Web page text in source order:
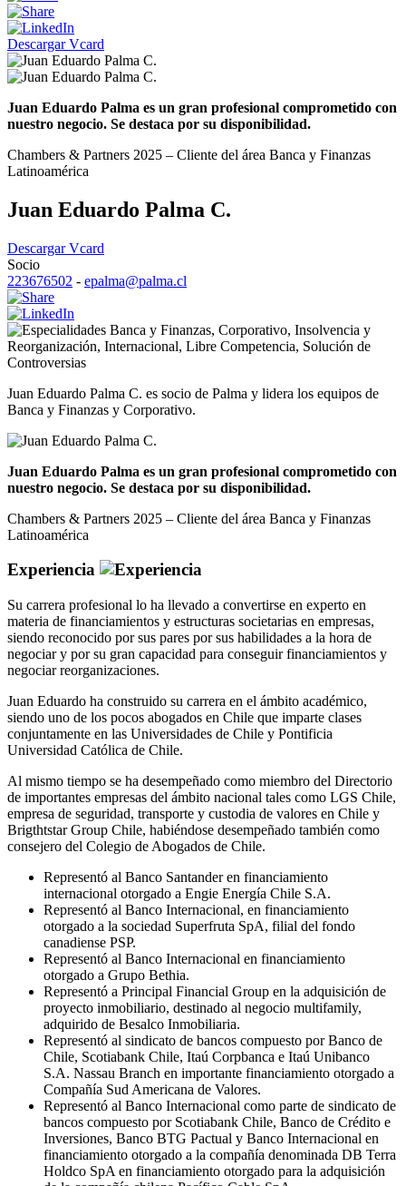
Descargar Vcard
Juan Eduardo Palma es un gran profesional comprometido con
nuestro negocio. Se destaca por su disponibilidad.
Chambers & Partners 2025 – Cliente del área Banca y Finanzas
Latinoamérica
Juan Eduardo Palma C.
Descargar Vcard
Socio
223676502 - epalma@palma.cl
Banca y Finanzas, Corporativo, Insolvencia y
Reorganización, Internacional, Libre Competencia, Solución de
Controversias
Juan Eduardo Palma C. es socio de Palma y lidera los equipos de
Banca y Finanzas y Corporativo.
Juan Eduardo Palma es un gran profesional comprometido con
nuestro negocio. Se destaca por su disponibilidad.
Chambers & Partners 2025 – Cliente del área Banca y Finanzas
Latinoamérica
Experiencia
Su carrera profesional lo ha llevado a convertirse en experto en
materia de financiamientos y estructuras societarias en empresas,
siendo reconocido por sus pares por sus habilidades a la hora de
negociar y por su gran capacidad para conseguir financiamientos y
negociar reorganizaciones.
Juan Eduardo ha construido su carrera en el ámbito académico,
siendo uno de los pocos abogados en Chile que imparte clases
conjuntamente en las Universidades de Chile y Pontificia
Universidad Católica de Chile.
Al mismo tiempo se ha desempeñado como miembro del Directorio
de importantes empresas del ámbito nacional tales como LGS Chile,
empresa de seguridad, transporte y custodia de valores en Chile y
Brigthtstar Group Chile, habiéndose desempeñado también como
consejero del Colegio de Abogados de Chile.
Representó al Banco Santander en financiamiento
internacional otorgado a Engie Energía Chile S.A.
Representó al Banco Internacional, en financiamiento
otorgado a la sociedad Superfruta SpA, filial del fondo
canadiense PSP.
Representó al Banco Internacional en financiamiento
otorgado a Grupo Bethia.
Representó a Principal Financial Group en la adquisición de
proyecto inmobiliario, destinado al negocio multifamily,
adquirido de Besalco Inmobiliaria.
Representó al sindicato de bancos compuesto por Banco de
Chile, Scotiabank Chile, Itaú Corpbanca e Itaú Unibanco
S.A. Nassau Branch en importante financiamiento otorgado a
Compañía Sud Americana de Valores.
Representó al Banco Internacional como parte de sindicato de
bancos compuesto por Scotiabank Chile, Banco de Crédito e
Inversiones, Banco BTG Pactual y Banco Internacional en
financiamiento otorgado a la compañía denominada DB Terra
Holdco SpA en financiamiento otorgado para la adquisición